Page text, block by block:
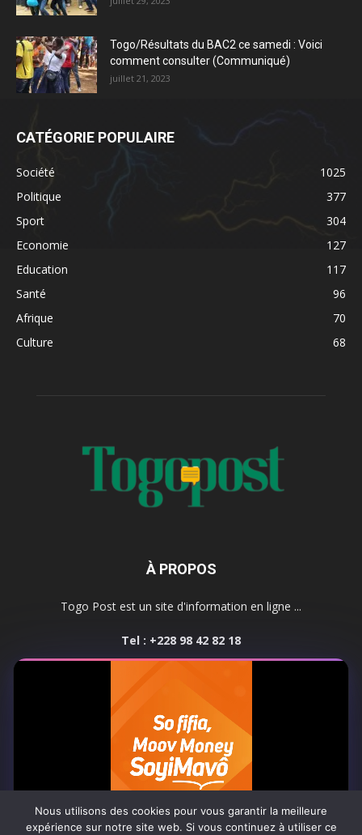
Togo/Résultats du BAC2 ce samedi : Voici
comment consulter (Communiqué)
juillet 21, 2023
CATÉGORIE POPULAIRE
Société
1025
Politique
377
Sport
304
Economie
127
Education
117
Santé
96
Afrique
70
Culture
68
À PROPOS
Togo Post est un site d'information en ligne ...
Tel : +228 98 42 82 18
SUIVEZ NOUS
Nous utilisons des cookies pour vous garantir la meilleure
expérience sur notre site web. Si vous continuez à utiliser ce